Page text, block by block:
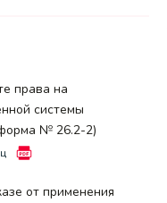
права на
системы
№ 26.2-2)
от применения